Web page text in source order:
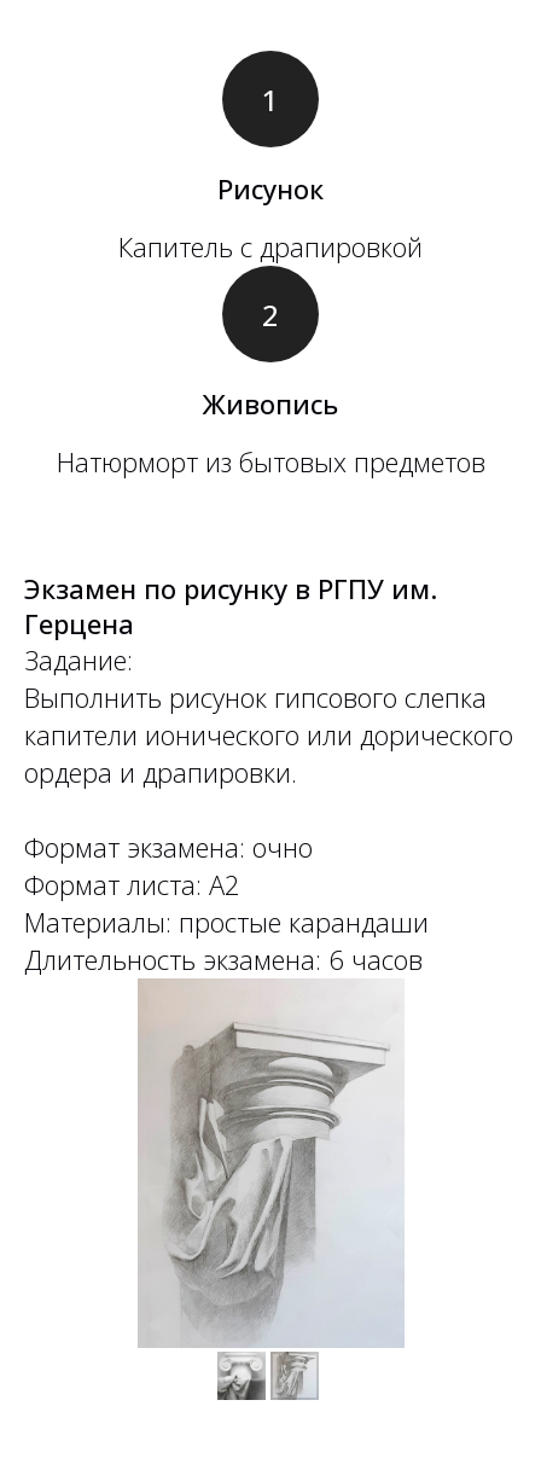
Рисунок
Капитель с драпировкой
Живопись
Натюрморт из бытовых предметов
Экзамен по рисунку в РГПУ им.
Герцена
Задание:
Выполнить рисунок гипсового слепка
капители ионического или дорического
ордера и драпировки.
Формат экзамена: очно
Формат листа: А2
Материалы: простые карандаши
Длительность экзамена: 6 часов